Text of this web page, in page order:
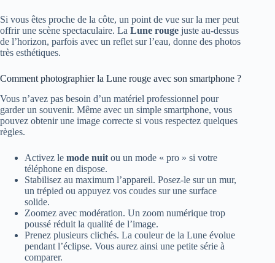
Si vous êtes proche de la côte, un point de vue sur la mer peut
offrir une scène spectaculaire. La Lune rouge juste au-dessus
de l’horizon, parfois avec un reflet sur l’eau, donne des photos
très esthétiques.
Comment photographier la Lune rouge avec son smartphone ?
Vous n’avez pas besoin d’un matériel professionnel pour
garder un souvenir. Même avec un simple smartphone, vous
pouvez obtenir une image correcte si vous respectez quelques
règles.
Activez le mode nuit ou un mode « pro » si votre
téléphone en dispose.
Stabilisez au maximum l’appareil. Posez-le sur un mur,
un trépied ou appuyez vos coudes sur une surface
solide.
Zoomez avec modération. Un zoom numérique trop
poussé réduit la qualité de l’image.
Prenez plusieurs clichés. La couleur de la Lune évolue
pendant l’éclipse. Vous aurez ainsi une petite série à
comparer.